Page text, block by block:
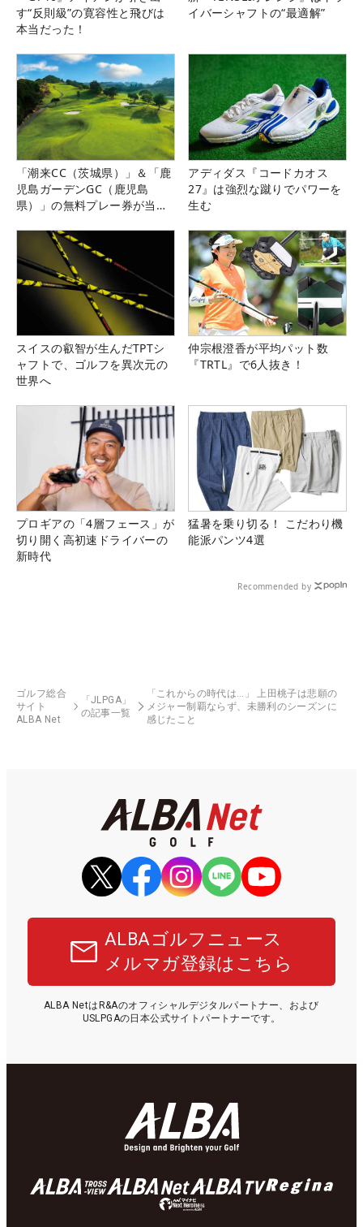
す“反則級”の寛容性と飛びは
本当だった！
イバーシャフトの“最適解”
「潮来CC（茨城県）」＆「鹿
児島ガーデンGC（鹿児島
県）」の無料プレー券が当た
アディダス『コードカオス
27』は強烈な蹴りでパワーを
生む
スイスの叡智が生んだTPTシ
ャフトで、ゴルフを異次元の
世界へ
仲宗根澄香が平均パット数
『TRTL』で6人抜き！
プロギアの「4層フェース」が
切り開く高初速ドライバーの
新時代
猛暑を乗り切る！ こだわり機
能派パンツ4選
Recommended by
ゴルフ総合
サイト
ALBA Net
「JLPGA」
の記事一覧
「これからの時代は…」 上田桃子は悲願の
メジャー制覇ならず、未勝利のシーズンに
感じたこと
ALBAゴルフニュース
メルマガ登録はこちら
ALBA NetはR&Aのオフィシャルデジタルパートナー、および
USLPGAの日本公式サイトパートナーです。